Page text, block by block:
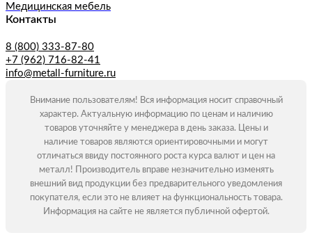
Медицинская мебель
Контакты
8 (800) 333-87-80
+7 (962) 716-82-41
info@metall-furniture.ru
Внимание пользователям! Вся информация носит справочный
характер. Актуальную информацию по ценам и наличию
товаров уточняйте у менеджера в день заказа. Цены и
наличие товаров являются ориентировочными и могут
отличаться ввиду постоянного роста курса валют и цен на
металл! Производитель вправе незначительно изменять
внешний вид продукции без предварительного уведомления
покупателя, если это не влияет на функциональность товара.
Информация на сайте не является публичной офертой.